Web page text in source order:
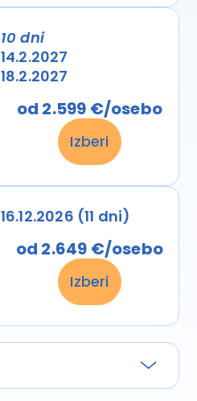
10 dni
14.2.2027
18.2.2027
od 2.599 €/osebo
Izberi
16.12.2026 (11 dni)
od 2.649 €/osebo
Izberi